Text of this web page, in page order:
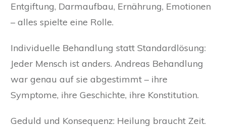
Entgiftung, Darmaufbau, Ernährung, Emotionen
– alles spielte eine Rolle.
Individuelle Behandlung statt Standardlösung:
Jeder Mensch ist anders. Andreas Behandlung
war genau auf sie abgestimmt – ihre
Symptome, ihre Geschichte, ihre Konstitution.
Geduld und Konsequenz: Heilung braucht Zeit.